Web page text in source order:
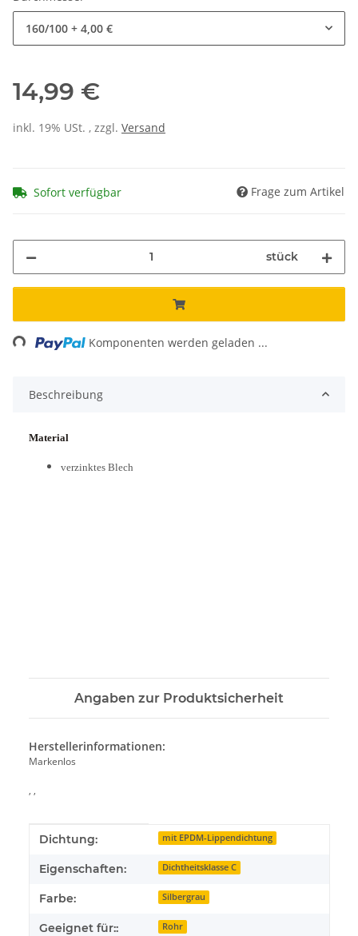
160/100 + 4,00 €
14,99 €
inkl. 19% USt. , zzgl. Versand
Sofort verfügbar Frage zum Artikel
stück
Komponenten werden geladen ...
Beschreibung
Material
verzinktes Blech
Angaben zur Produktsicherheit
Herstellerinformationen:
Markenlos
, ,
Produkteigenschaft
Wert
Dichtung: mit EPDM-Lippendichtung
Eigenschaften: Dichtheitsklasse C
Farbe: Silbergrau
Geeignet für:: Rohr